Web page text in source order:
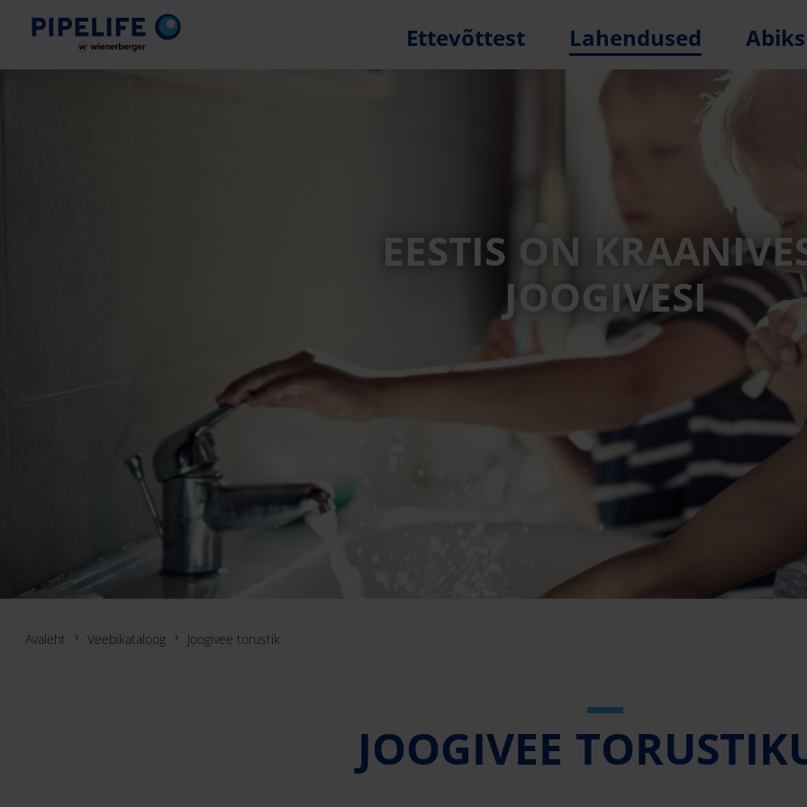
Ettevõttest Lahendused Abiks
EESTIS ON
JOOGIVESI
Avaleht Veebikataloog Joogivee torustik
JOOGIVEE